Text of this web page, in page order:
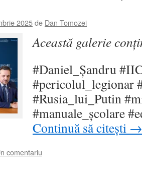
2025de Dan Tomozei
Această galerie
#Daniel_Șandru
#pericolul_legionar
#Rusia_lui_Putin
#manuale_școlare
Continuă să citești →
comentariu